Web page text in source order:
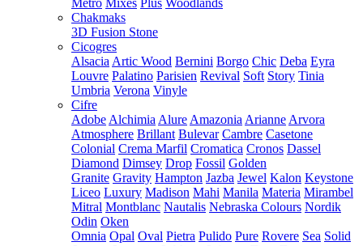
Metro Mixes Plus Woodlands
Chakmaks
3D Fusion Stone
Cicogres
Alsacia Artic Wood Bernini Borgo Chic Deba Eyra
Louvre Palatino Parisien Revival Soft Story Tinia
Umbria Verona Vinyle
Cifre
Adobe Alchimia Alure Amazonia Arianne Arvora
Atmosphere Brillant Bulevar Cambre Casetone
Colonial Crema Marfil Cromatica Cronos Dassel
Diamond Dimsey Drop Fossil Golden
Granite Gravity Hampton Jazba Jewel Kalon Keystone
Liceo Luxury Madison Mahi Manila Materia Mirambel
Mitral Montblanc Nautalis Nebraska Colours Nordik
Odin Oken
Omnia Opal Oval Pietra Pulido Pure Rovere Sea Solid